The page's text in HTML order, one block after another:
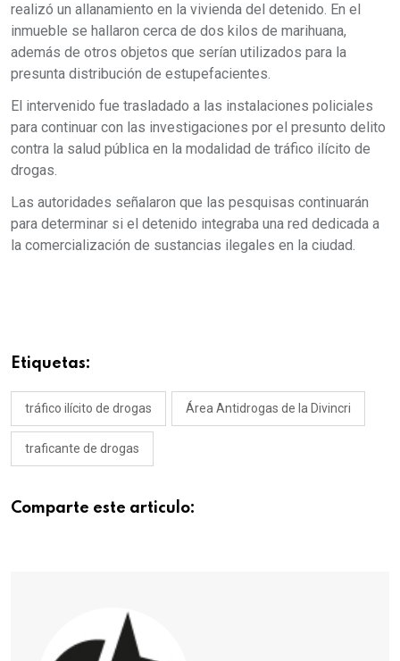
realizó un allanamiento en la vivienda del detenido. En el
inmueble se hallaron cerca de dos kilos de marihuana,
además de otros objetos que serían utilizados para la
presunta distribución de estupefacientes.
El intervenido fue trasladado a las instalaciones policiales
para continuar con las investigaciones por el presunto delito
contra la salud pública en la modalidad de tráfico ilícito de
drogas.
Las autoridades señalaron que las pesquisas continuarán
para determinar si el detenido integraba una red dedicada a
la comercialización de sustancias ilegales en la ciudad.
Etiquetas:
tráfico ilícito de drogas Área Antidrogas de la Divincri
traficante de drogas
Comparte este articulo: